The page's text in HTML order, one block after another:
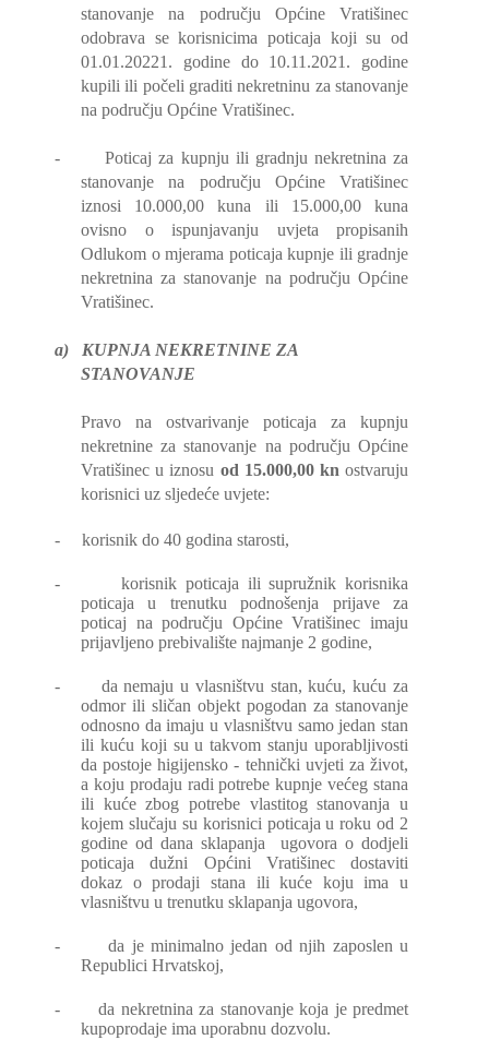
stanovanje na području Općine Vratišinec
odobrava se korisnicima poticaja koji su od
01.01.20221. godine do 10.11.2021. godine
kupili ili počeli graditi nekretninu za stanovanje
na području Općine Vratišinec.
-
Poticaj za kupnju ili gradnju nekretnina za
stanovanje na području Općine Vratišinec
iznosi 10.000,00 kuna ili 15.000,00 kuna
ovisno o ispunjavanju uvjeta propisanih
Odlukom o mjerama poticaja kupnje ili gradnje
nekretnina za stanovanje na području Općine
Vratišinec.
a)
KUPNJA NEKRETNINE ZA
STANOVANJE
Pravo na ostvarivanje poticaja za kupnju
nekretnine za stanovanje na području Općine
Vratišinec u iznosu od 15.000,00 kn ostvaruju
korisnici uz sljedeće uvjete:
- korisnik do 40 godina starosti,
-
korisnik poticaja ili supružnik korisnika
poticaja u trenutku podnošenja prijave za
poticaj na području Općine Vratišinec imaju
prijavljeno prebivalište najmanje 2 godine,
-
da nemaju u vlasništvu stan, kuću, kuću za
odmor ili sličan objekt pogodan za stanovanje
odnosno da imaju u vlasništvu samo jedan stan
ili kuću koji su u takvom stanju uporabljivosti
da postoje higijensko - tehnički uvjeti za život,
a koju prodaju radi potrebe kupnje većeg stana
ili kuće zbog potrebe vlastitog stanovanja u
kojem slučaju su korisnici poticaja u roku od 2
godine od dana sklapanja
ugovora o dodjeli
poticaja dužni Općini Vratišinec dostaviti
dokaz o prodaji stana ili kuće koju ima u
vlasništvu u trenutku sklapanja ugovora,
-
da je minimalno jedan od njih zaposlen u
Republici Hrvatskoj,
-
da nekretnina za stanovanje koja je predmet
kupoprodaje ima uporabnu dozvolu.